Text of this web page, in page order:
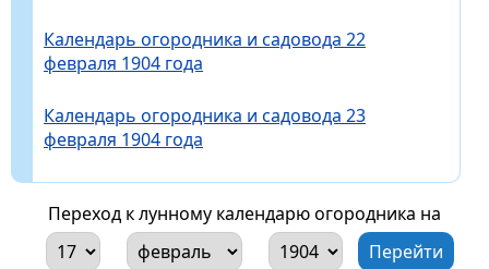
Календарь огородника и садовода 22
февраля 1904 года
Календарь огородника и садовода 23
февраля 1904 года
Переход к лунному календарю огородника на